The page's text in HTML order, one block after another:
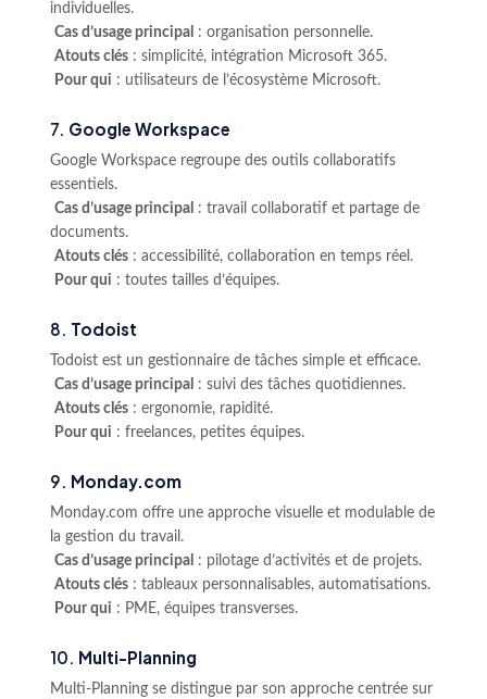
individuelles.
Cas d’usage principal : organisation personnelle.
Atouts clés : simplicité, intégration Microsoft 365.
Pour qui : utilisateurs de l’écosystème Microsoft.
7. Google Workspace
Google Workspace regroupe des outils collaboratifs
essentiels.
Cas d’usage principal : travail collaboratif et partage de
documents.
Atouts clés : accessibilité, collaboration en temps réel.
Pour qui : toutes tailles d’équipes.
8. Todoist
Todoist est un gestionnaire de tâches simple et efficace.
Cas d’usage principal : suivi des tâches quotidiennes.
Atouts clés : ergonomie, rapidité.
Pour qui : freelances, petites équipes.
9. Monday.com
Monday.com offre une approche visuelle et modulable de
la gestion du travail.
Cas d’usage principal : pilotage d’activités et de projets.
Atouts clés : tableaux personnalisables, automatisations.
Pour qui : PME, équipes transverses.
10. Multi-Planning
Multi-Planning se distingue par son approche centrée sur